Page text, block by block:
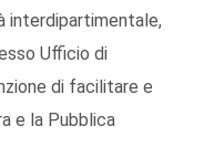
interdipartimentale,
Ufficio di
di facilitare e
e la Pubblica